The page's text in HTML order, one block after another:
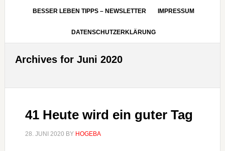
BESSER LEBEN TIPPS – NEWSLETTER IMPRESSUM
DATENSCHUTZERKLÄRUNG
Archives for Juni 2020
41 Heute wird ein guter Tag
28. JUNI 2020 BY HOGEBA